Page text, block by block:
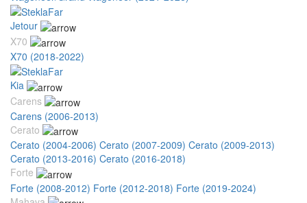
Jetour
X70
X70 (2018-2022)
Kia
Carens
Carens (2006-2013)
Cerato
Cerato (2004-2006) Cerato (2007-2009) Cerato (2009-2013)
Cerato (2013-2016) Cerato (2016-2018)
Forte
Forte (2008-2012) Forte (2012-2018) Forte (2019-2024)